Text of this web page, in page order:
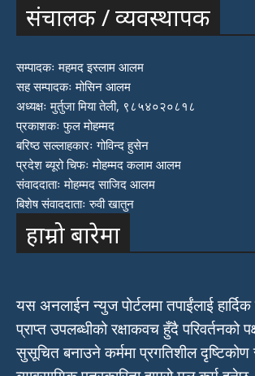
संचालक / व्यवस्थापक
सम्पादकः महमद इस्लाम आलम
सह सम्पादकः मोसिन आलम
अध्यक्षः मुर्तुजा मिया तेली, ९८५४०२०८१८
प्रकाशकः फुल मोहम्मद
बरिष्ठ सल्लाहकारः गोविन्द हुसेन
प्रदेश ब्यूरो चिफः मोहम्मद कलाम आलम
संवाददाताः मोहम्मद साजिद आलम
बिशेष संवाददाताः रुवी खातुन
हाम्रो बारेमा
यस अनलाईन न्युज पोर्टलमा तपाईंलाई हार्दिक
प्राप्त उपलब्धीको रक्षाकवच हुँदै परिवर्तनको
सुसूचित बनाउने कर्ममा प्रगतिशील दृष्टिकोण